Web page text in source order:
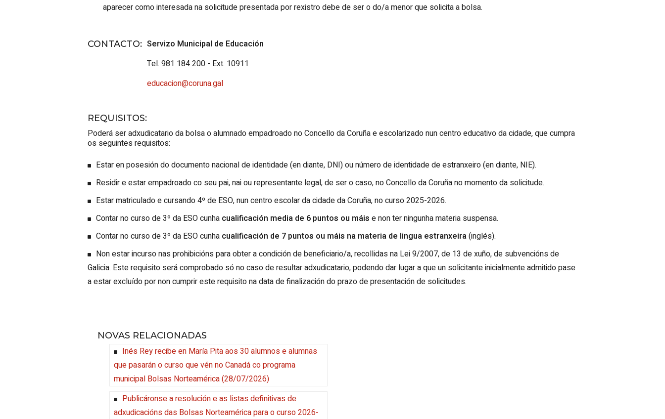
aparecer como interesada na solicitude presentada por rexistro debe de ser o do/a menor que solicita a bolsa.
CONTACTO: Servizo Municipal de Educación
Tel. 981 184 200 - Ext. 10911
educacion@coruna.gal
REQUISITOS:
Poderá ser adxudicatario da bolsa o alumnado empadroado no Concello da Coruña e escolarizado nun centro educativo da cidade, que cumpra
os seguintes requisitos:
Estar en posesión do documento nacional de identidade (en diante, DNI) ou número de identidade de estranxeiro (en diante, NIE).
Residir e estar empadroado co seu pai, nai ou representante legal, de ser o caso, no Concello da Coruña no momento da solicitude.
Estar matriculado e cursando 4º de ESO, nun centro escolar da cidade da Coruña, no curso 2025-2026.
Contar no curso de 3º da ESO cunha cualificación media de 6 puntos ou máis e non ter ningunha materia suspensa.
Contar no curso de 3º da ESO cunha cualificación de 7 puntos ou máis na materia de lingua estranxeira(inglés).
Non estar incurso nas prohibicións para obter a condición de beneficiario/a, recollidas na Lei 9/2007, de 13 de xuño, de subvencións de
Galicia. Este requisito será comprobado só no caso de resultar adxudicatario, podendo dar lugar a que un solicitante inicialmente admitido pase
a estar excluído por non cumprir este requisito na data de finalización do prazo de presentación de solicitudes.
NOVAS RELACIONADAS
Inés Rey recibe en María Pita aos 30 alumnos e alumnas
que pasarán o curso que vén no Canadá co programa
municipal Bolsas Norteamérica(28/07/2026)
Publicáronse a resolución e as listas definitivas de
adxudicacións das Bolsas Norteamérica para o curso 2026-